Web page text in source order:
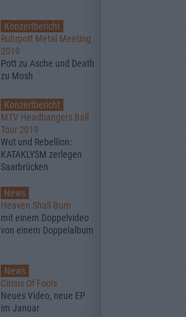
Konzertbericht
Ruhrpott Metal Meeting
2019
Pott zu Asche und Death
zu Mosh
Konzertbericht
MTV Headbangers Ball
Tour 2019
Wut und Rebellion:
KATAKLYSM zerlegen
Saarbrücken
News
Heaven Shall Burn
mit einem Doppelvideo
von einem Doppelalbum
News
Circus Of Fools
Neues Video, neue EP
im Januar